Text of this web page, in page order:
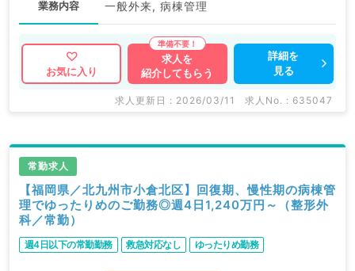
業務内容 一般外来, 病棟管理
お気に入り
求人を
紹介してもらう
詳細を
見る
求人更新日 : 2026/03/11 求人No. : 635047
常勤求人
【福岡県／北九州市小倉北区】回復期、慢性期の病棟管
理でゆったりめのご勤務◎週4日1,240万円～（整形外
科／常勤）
週4日以下の常勤勤務 救急対応なし ゆったりめ勤務